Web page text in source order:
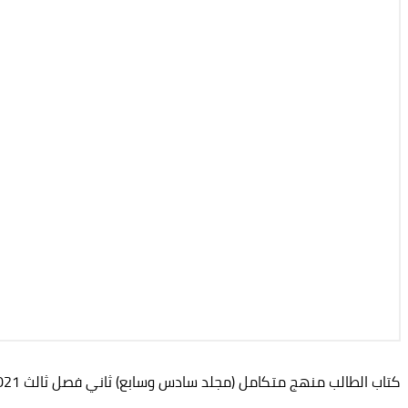
كتاب الطالب منهج متكامل (مجلد سادس وسابع) ثاني فصل ثالث 2021-2022